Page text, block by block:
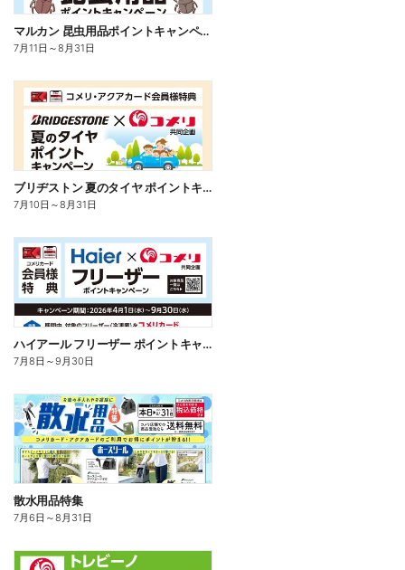
マルカン 昆虫用品ポイントキャンペーン
7月11日 ～8月31日
ブリヂストン 夏のタイヤ ポイントキャンペーン
7月10日 ～8月31日
ハイアール フリーザー ポイントキャンペーン
7月8日 ～9月30日
散水用品特集
7月6日 ～8月31日